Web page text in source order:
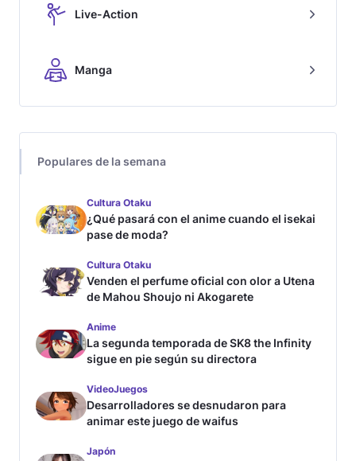
Live-Action
Manga
Populares de la semana
Cultura Otaku
¿Qué pasará con el anime cuando el isekai
pase de moda?
Cultura Otaku
Venden el perfume oficial con olor a Utena
de Mahou Shoujo ni Akogarete
Anime
La segunda temporada de SK8 the Infinity
sigue en pie según su directora
VideoJuegos
Desarrolladores se desnudaron para
animar este juego de waifus
Japón